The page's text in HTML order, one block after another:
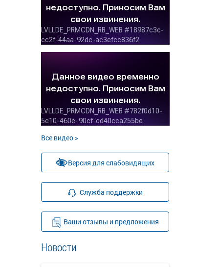
Все видео »
Версия для слабовидящих
Служба поддержки
Ваши отзывы и предложения
Новости